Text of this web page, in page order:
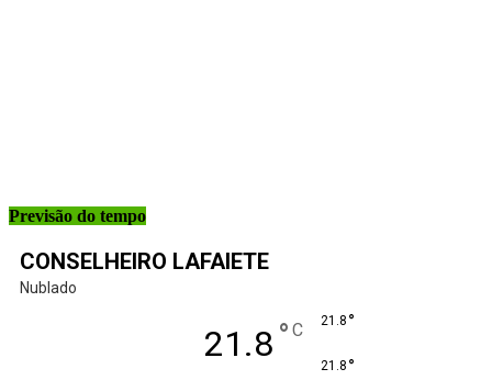
Previsão do tempo
CONSELHEIRO LAFAIETE
Nublado
21.8 ° C 21.8 °
21.8 °